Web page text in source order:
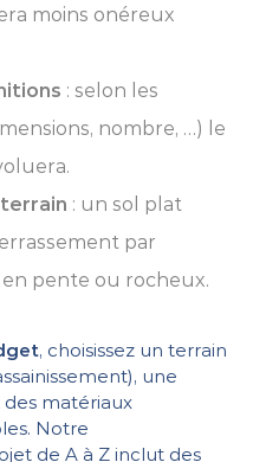
moins onéreux
: selon les
nombre, …) le
: un sol plat
par
pente ou rocheux.
, choisissez un terrain
une
matériaux
Notre
de A à Z inclut des